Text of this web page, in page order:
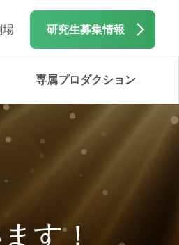
場 研究生募集情報
専属プロダクション
す！